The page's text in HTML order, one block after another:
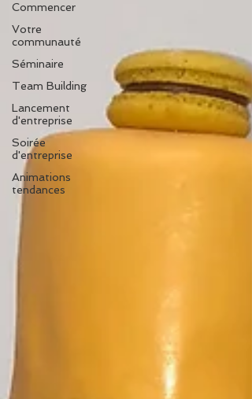
Commencer
Votre
communauté
Séminaire
Team Building
Lancement
d'entreprise
Soirée
d'entreprise
Animations
tendances